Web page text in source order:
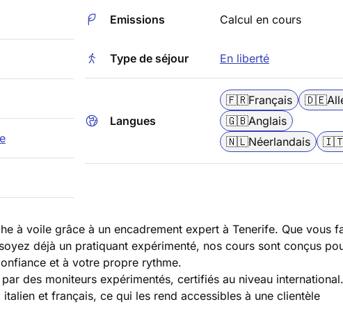
Emissions Calcul en cours
Type de séjour En liberté
Langues
🇫🇷Français 🇩🇪
🇬🇧Anglais
🇳🇱Néerlandais
à voile grâce à un encadrement expert à Tenerife. Que vous
déjà un pratiquant expérimenté, nos cours sont conçus
et à votre propre rythme.
des moniteurs expérimentés, certifiés au niveau
et français, ce qui les rend accessibles à une clientèle